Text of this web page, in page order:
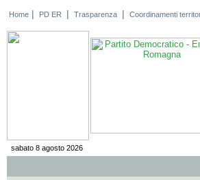
Home | PD ER | Trasparenza | Coordinamenti
sabato 8 agosto 2026